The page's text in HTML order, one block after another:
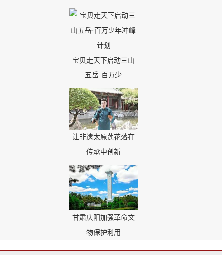
宝贝走天下启动三山
五岳·百万少
让非遗太原莲花落在
传承中创新
甘肃庆阳加强革命文
物保护利用